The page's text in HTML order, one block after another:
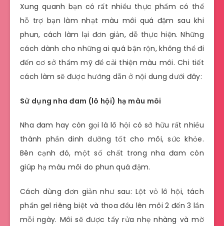
Xung quanh bạn có rất nhiều thực phẩm có thể
hỗ trợ bạn làm nhạt màu môi quá đậm sau khi
phun, cách làm lại đơn giản, dễ thực hiện. Những
cách dành cho những ai quá bận rộn, không thể đi
đến cơ sở thẩm mỹ để cải thiện màu môi. Chi tiết
cách làm sẽ được hướng dẫn ở nội dung dưới đây:
Sử dụng nha đam (lô hội) hạ màu môi
Nha đam hay còn gọi là lô hội có sở hữu rất nhiều
thành phần dinh dưỡng tốt cho môi, sức khỏe.
Bên cạnh đó, một số chất trong nha đam còn
giúp hạ màu môi do phun quá đậm.
Cách dùng đơn giản như sau: Lột vỏ lô hội, tách
phần gel riêng biệt và thoa đều lên môi 2 đến 3 lần
mỗi ngày. Môi sẽ được tẩy rửa nhẹ nhàng và mờ